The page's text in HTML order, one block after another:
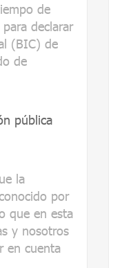
de
declarar
(BIC) de
de
pública
la
por
que en esta
y nosotros
en cuenta